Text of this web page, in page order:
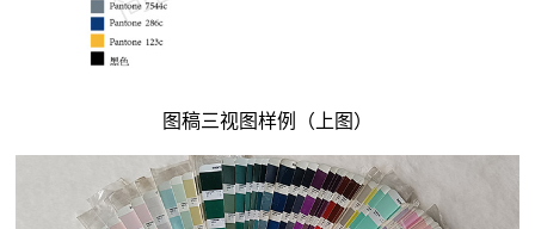
图稿三视图样例（上图）